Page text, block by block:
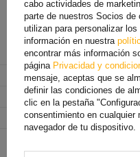
Fabricante
Código del producto
Longitud de la cinta
10
Anchura de la correa
50
tensión (LC)
cabo actividades de
parte de nuestros Socios
utilizan para personalizar
información en nuestra
encontrar más información
página Privacidad y
mensaje, aceptas que se
definir las condiciones de
clic en la pestaña
consentimiento en cualquier
navegador de tu dispositivo.